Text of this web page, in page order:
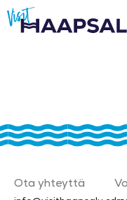
Ota yhteyttä​